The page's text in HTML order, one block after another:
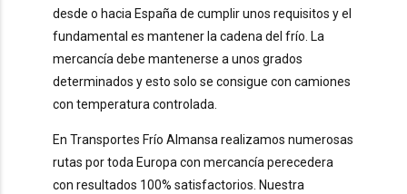
desde o hacia España de cumplir unos requisitos y el
fundamental es mantener la cadena del frío. La
mercancía debe mantenerse a unos grados
determinados y esto solo se consigue con camiones
con temperatura controlada.
En Transportes Frío Almansa realizamos numerosas
rutas por toda Europa con mercancía perecedera
con resultados 100% satisfactorios. Nuestra